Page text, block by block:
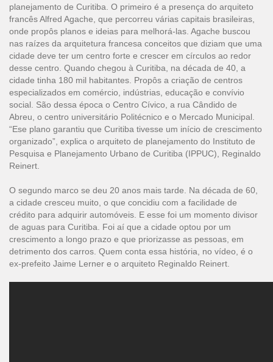
planejamento de Curitiba. O primeiro é a presença do arquiteto
francês Alfred Agache, que percorreu várias capitais brasileiras,
onde propôs planos e ideias para melhorá-las. Agache buscou
nas raízes da arquitetura francesa conceitos que diziam que uma
cidade deve ter um centro forte e crescer em círculos ao redor
desse centro. Quando chegou à Curitiba, na década de 40, a
cidade tinha 180 mil habitantes. Propôs a criação de centros
especializados em comércio, indústrias, educação e convívio
social. São dessa época o Centro Cívico, a rua Cândido de
Abreu, o centro universitário Politécnico e o Mercado Municipal.
“Ese plano garantiu que Curitiba tivesse um início de crescimento
organizado”, explica o arquiteto de planejamento do Instituto de
Pesquisa e Planejamento Urbano de Curitiba (IPPUC), Reginaldo
Reinert.
O segundo marco se deu 20 anos mais tarde. Na década de 60,
a cidade cresceu muito, o que concidiu com a facilidade de
crédito para adquirir automóveis. E esse foi um momento divisor
de aguas para Curitiba. Foi aí que a cidade optou por um
crescimento a longo prazo e que priorizasse as pessoas, em
detrimento dos carros. Quem conta essa história, no vídeo, é o
ex-prefeito Jaime Lerner e o arquiteto Reginaldo Reinert.